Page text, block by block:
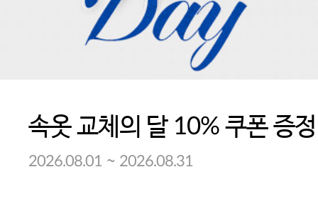
속옷 교체의 달 10% 쿠폰 증정
2026.08.01 ~ 2026.08.31